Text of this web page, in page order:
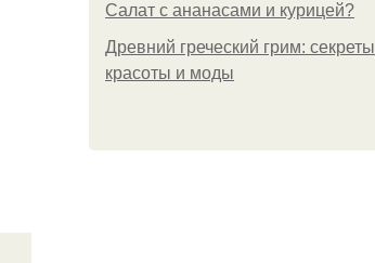
Салат с ананасами и курицей?
Древний греческий грим: секреты
красоты и моды